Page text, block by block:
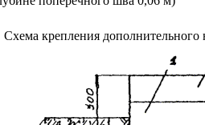
Схема крепления дополнительного